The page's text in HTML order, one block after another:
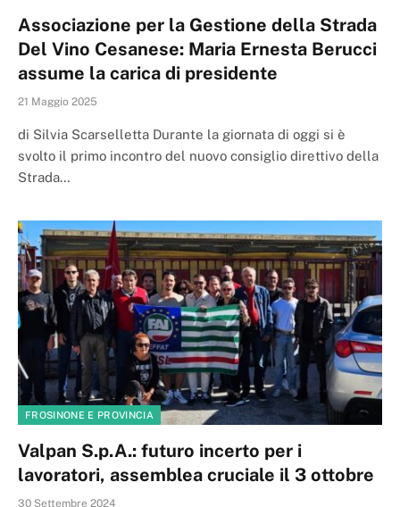
Associazione per la Gestione della Strada
Del Vino Cesanese: Maria Ernesta Berucci
assume la carica di presidente
21 Maggio 2025
di Silvia Scarselletta Durante la giornata di oggi si è
svolto il primo incontro del nuovo consiglio direttivo della
Strada…
FROSINONE E PROVINCIA
Valpan S.p.A.: futuro incerto per i
lavoratori, assemblea cruciale il 3 ottobre
30 Settembre 2024